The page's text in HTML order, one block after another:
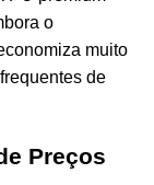
o
muito
de
Preços